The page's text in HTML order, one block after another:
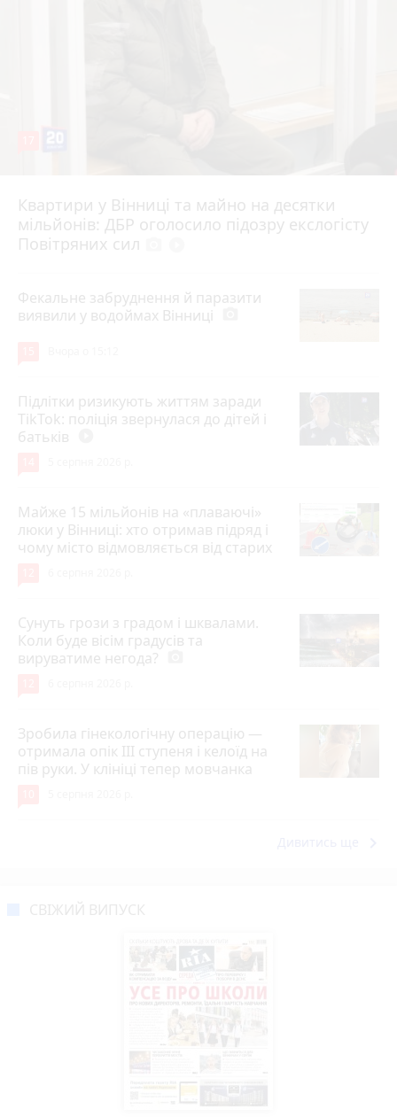
Квартири у Вінниці та майно на десятки
мільйонів: ДБР оголосило підозру екслогісту
Повітряних сил
6 серпня 2026 р.
Фекальне забруднення й паразити
виявили у водоймах Вінниці
Підлітки ризикують життям заради
TikTok: поліція звернулася до дітей і
батьків
Майже 15 мільйонів на «плаваючі»
люки у Вінниці: хто отримав підряд і
чому місто відмовляється від старих
Сунуть грози з градом і шквалами.
Коли буде вісім градусів та
вируватиме негода?
Зробила гінекологічну операцію —
отримала опік ІІІ ступеня і келоїд на
пів руки. У клініці тепер мовчанка